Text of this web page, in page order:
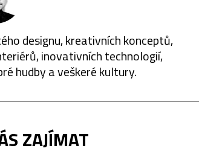
designu, kreativních konceptů,
inovativních technologií,
hudby a veškeré kultury.
ZAJÍMAT